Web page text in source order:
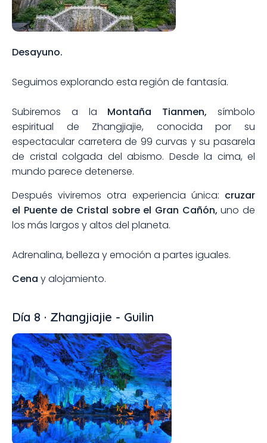
Desayuno.
Seguimos explorando esta región de fantasía.
Subiremos a la Montaña Tianmen, símbolo
espiritual de Zhangjiajie, conocida por su
espectacular carretera de 99 curvas y su pasarela
de cristal colgada del abismo. Desde la cima, el
mundo parece detenerse.
Después viviremos otra experiencia única: cruzar
el Puente de Cristal sobre el Gran Cañón, uno de
los más largos y altos del planeta.
Adrenalina, belleza y emoción a partes iguales.
Cena y alojamiento.
Día 8 · Zhangjiajie - Guilin